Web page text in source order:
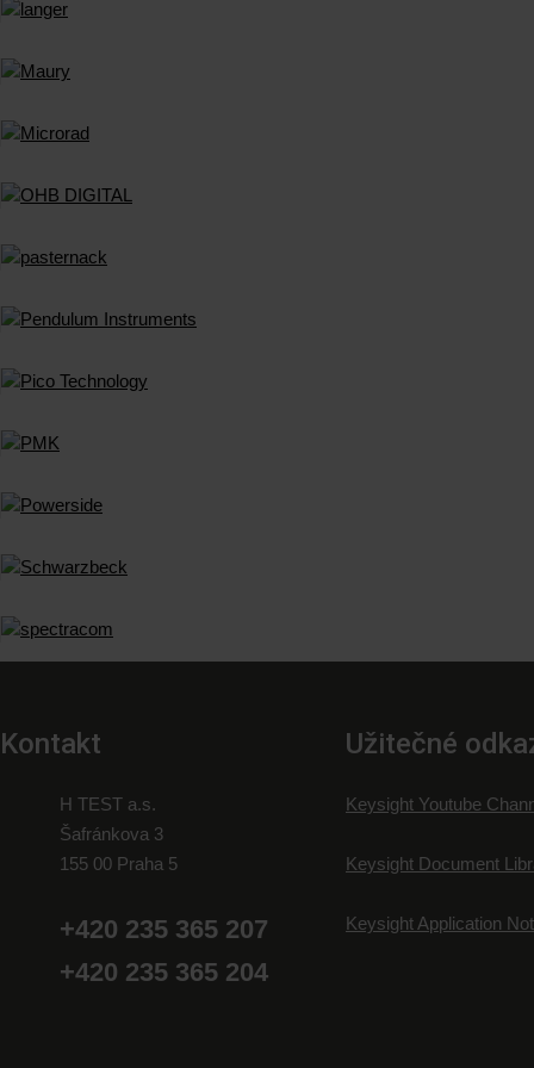
Kontakt
H TEST a.s.
Šafránkova 3
155 00 Praha 5
+420 235 365 207
+420 235 365 204
Užitečné
Keysight Youtube
Keysight Document
Keysight Application